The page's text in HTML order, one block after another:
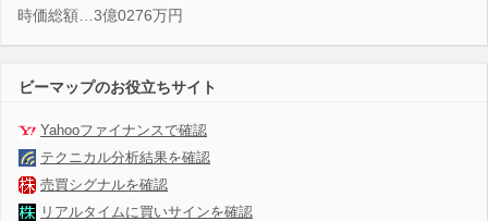
時価総額…3億0276万円
ビーマップのお役立ちサイト
Yahooファイナンスで確認
テクニカル分析結果を確認
売買シグナルを確認
リアルタイムに買いサインを確認